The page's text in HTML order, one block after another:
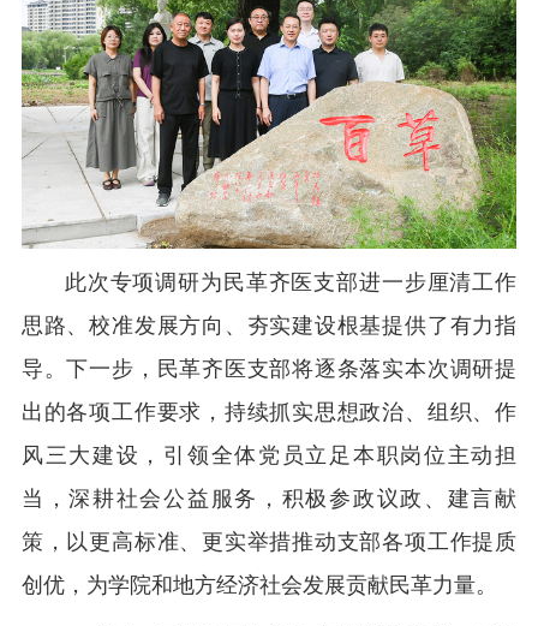
此次专项调研为民革齐医支部进一步厘清工作
思路、校准发展方向、夯实建设根基提供了有力指
导。下一步，民革齐医支部将逐条落实本次调研提
出的各项工作要求，持续抓实思想政治、组织、作
风三大建设，引领全体党员立足本职岗位主动担
当，深耕社会公益服务，积极参政议政、建言献
策，以更高标准、更实举措推动支部各项工作提质
创优，为学院和地方经济社会发展贡献民革力量。